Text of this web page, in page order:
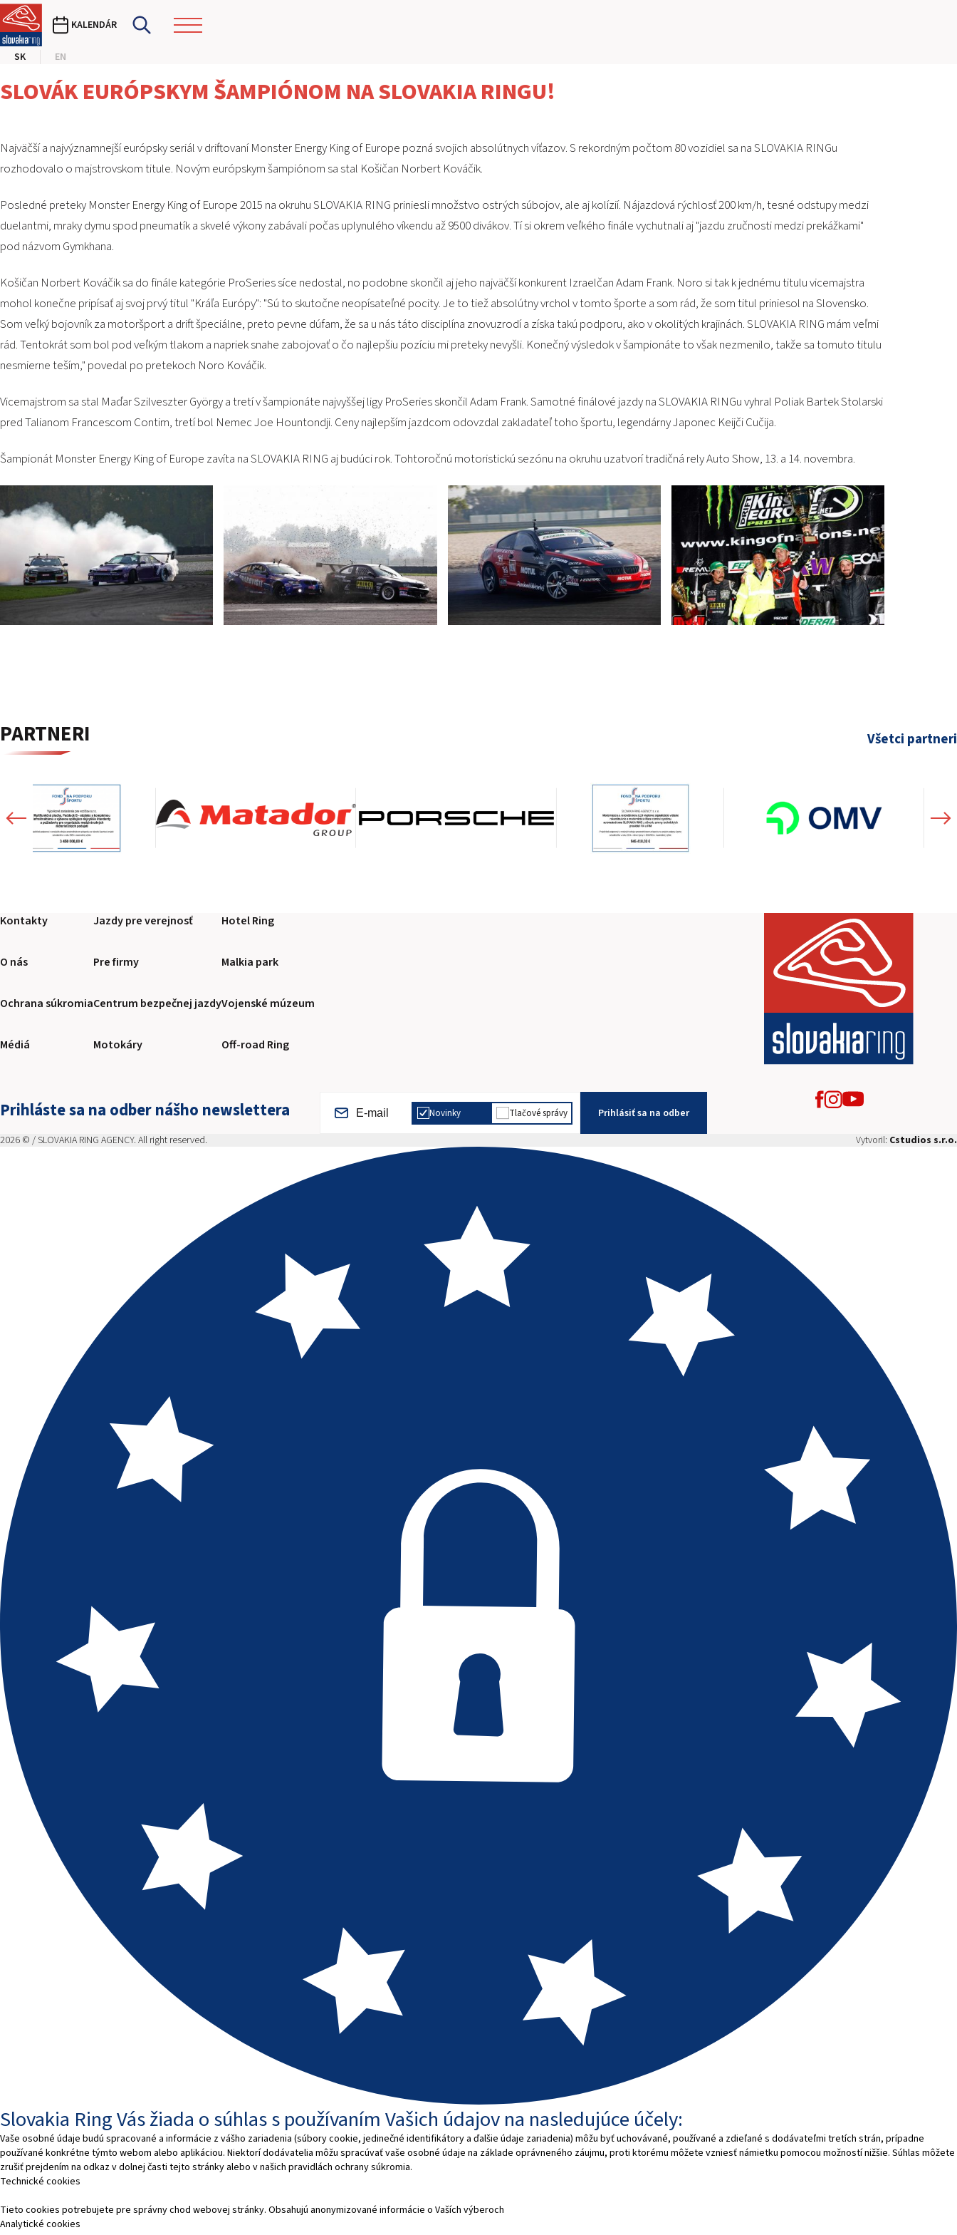
KALENDÁR
SK EN
SK
MAPA STRÁNKY
E-SHOP A VSTUPENKY
PRE FIRMY
PODUJATIA 2026
KONTAKTY
SLOVÁK EURÓPSKYM ŠAMPIÓNOM NA SLOVAKIA RINGU!
Najväčší a najvýznamnejší európsky seriál v driftovaní Monster Energy King of Europe pozná svojich absolútnych víťazov. S rekordným počtom 80 vozidiel sa na SLOVAKIA RINGu
rozhodovalo o majstrovskom titule. Novým európskym šampiónom sa stal Košičan Norbert Kováčik.
Posledné preteky Monster Energy King of Europe 2015 na okruhu SLOVAKIA RING priniesli množstvo ostrých súbojov, ale aj kolízií. Nájazdová rýchlosť 200 km/h, tesné odstupy medzi
duelantmi, mraky dymu spod pneumatík a skvelé výkony zabávali počas uplynulého víkendu až 9500 divákov. Tí si okrem veľkého finále vychutnali aj "jazdu zručnosti medzi prekážkami"
pod názvom Gymkhana.
Košičan Norbert Kováčik sa do finále kategórie ProSeries síce nedostal, no podobne skončil aj jeho najväčší konkurent Izraelčan Adam Frank. Noro si tak k jednému titulu vicemajstra
mohol konečne pripísať aj svoj prvý titul "Kráľa Európy": "Sú to skutočne neopísateľné pocity. Je to tiež absolútny vrchol v tomto športe a som rád, že som titul priniesol na Slovensko.
Som veľký bojovník za motoršport a drift špeciálne, preto pevne dúfam, že sa u nás táto disciplína znovuzrodí a získa takú podporu, ako v okolitých krajinách. SLOVAKIA RING mám veľmi
rád. Tentokrát som bol pod veľkým tlakom a napriek snahe zabojovať o čo najlepšiu pozíciu mi preteky nevyšli. Konečný výsledok v šampionáte to však nezmenilo, takže sa tomuto titulu
nesmierne teším," povedal po pretekoch Noro Kováčik.
Vicemajstrom sa stal Maďar Szilveszter György a tretí v šampionáte najvyššej ligy ProSeries skončil Adam Frank. Samotné finálové jazdy na SLOVAKIA RINGu vyhral Poliak Bartek Stolarski
pred Talianom Francescom Contim, tretí bol Nemec Joe Hountondji. Ceny najlepším jazdcom odovzdal zakladateľ toho športu, legendárny Japonec Keijči Cučija.
Šampionát Monster Energy King of Europe zavíta na SLOVAKIA RING aj budúci rok. Tohtoročnú motoristickú sezónu na okruhu uzatvorí tradičná rely Auto Show, 13. a 14. novembra.
PARTNERI Všetci partneri
Kontakty
O nás
Ochrana súkromia
Médiá
Jazdy pre verejnosť
Pre firmy
Centrum bezpečnej jazdy
Motokáry
Hotel Ring
Malkia park
Vojenské múzeum
Off-road Ring
Prihláste sa na odber nášho newslettera Novinky Tlačové správy
Prihlásiť sa na odber
2026 © / SLOVAKIA RING AGENCY. All right reserved.
Vytvoril: Cstudios s.r.o.
Slovakia Ring Vás žiada o súhlas s používaním Vašich údajov na nasledujúce účely:
Vaše osobné údaje budú spracované a informácie z vášho zariadenia (súbory cookie, jedinečné identifikátory a ďalšie údaje zariadenia) môžu byť uchovávané, používané a zdieľané s dodávateľmi tretích strán, prípadne
používané konkrétne týmto webom alebo aplikáciou. Niektorí dodávatelia môžu spracúvať vaše osobné údaje na základe oprávneného záujmu, proti ktorému môžete vzniesť námietku pomocou možností nižšie. Súhlas môžete
zrušiť prejdením na odkaz v dolnej časti tejto stránky alebo v našich pravidlách ochrany súkromia.
Technické cookies
Tieto cookies potrebujete pre správny chod webovej stránky. Obsahujú anonymizované informácie o Vaších výberoch
Analytické cookies